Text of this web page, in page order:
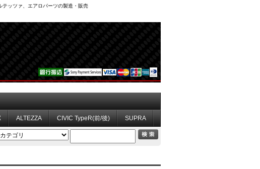
ッツァ、エアロパーツの製造・販売
ALTEZZA CIVIC TypeR(前/後) SUPRA